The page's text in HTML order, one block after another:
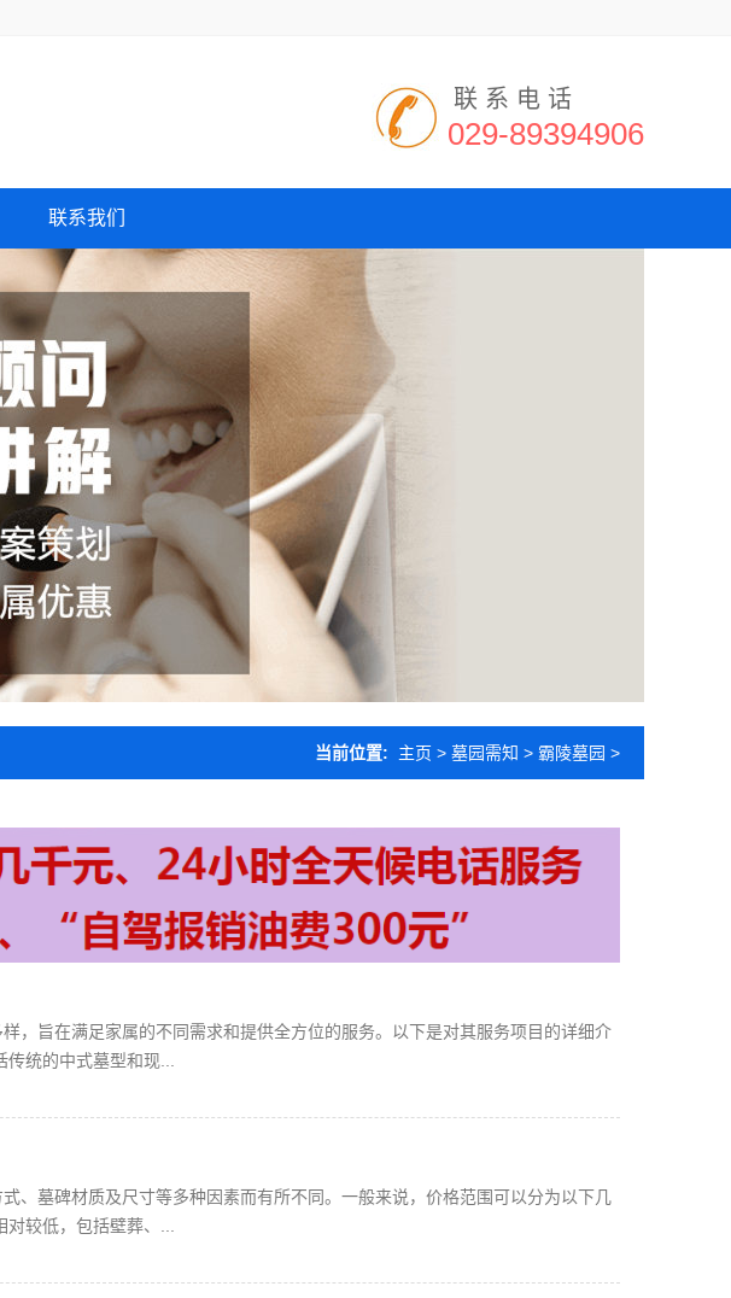
联系电话
029-89394906
联系我们
当前位置: 主页 > 墓园需知 > 霸陵墓园 >
，旨在满足家属的不同需求和提供全方位的服务。以下是对其服务项目的详细介
传统的中式墓型和现...
、墓碑材质及尺寸等多种因素而有所不同。一般来说，价格范围可以分为以下几
对较低，包括壁葬、...